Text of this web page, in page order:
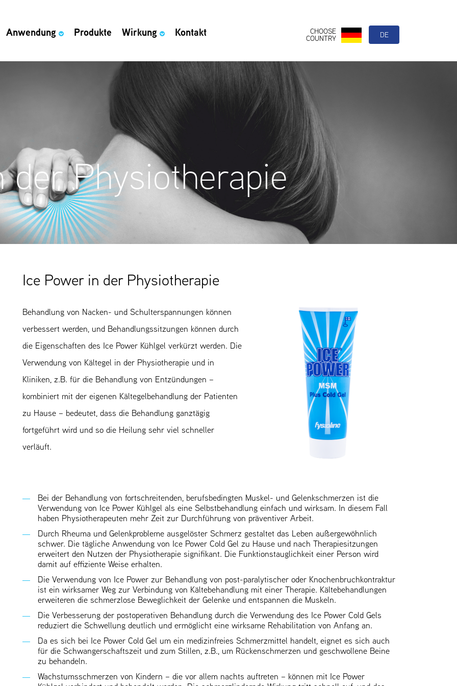
CHOOSE
COUNTRY DE
Anwendung Produkte Wirkung Kontakt
Physiotherapie
Ice Power in der Physiotherapie
Behandlung von Nacken- und Schulterspannungen können
verbessert werden, und Behandlungssitzungen können durch
die Eigenschaften des Ice Power Kühlgel verkürzt werden. Die
Verwendung von Kältegel in der Physiotherapie und in
Kliniken, z.B. für die Behandlung von Entzündungen –
kombiniert mit der eigenen Kältegelbehandlung der Patienten
zu Hause – bedeutet, dass die Behandlung ganztägig
fortgeführt wird und so die Heilung sehr viel schneller
verläuft.
Bei der Behandlung von fortschreitenden, berufsbedingten Muskel- und Gelenkschmerzen ist die
Verwendung von Ice Power Kühlgel als eine Selbstbehandlung einfach und wirksam. In diesem Fall
haben Physiotherapeuten mehr Zeit zur Durchführung von präventiver Arbeit.
Durch Rheuma und Gelenkprobleme ausgelöster Schmerz gestaltet das Leben außergewöhnlich
schwer. Die tägliche Anwendung von Ice Power Cold Gel zu Hause und nach Therapiesitzungen
erweitert den Nutzen der Physiotherapie signifikant. Die Funktionstauglichkeit einer Person wird
damit auf effiziente Weise erhalten.
Die Verwendung von Ice Power zur Behandlung von post-paralytischer oder Knochenbruchkontraktur
ist ein wirksamer Weg zur Verbindung von Kältebehandlung mit einer Therapie. Kältebehandlungen
erweiteren die schmerzlose Beweglichkeit der Gelenke und entspannen die Muskeln.
Die Verbesserung der postoperativen Behandlung durch die Verwendung des Ice Power Cold Gels
reduziert die Schwellung deutlich und ermöglicht eine wirksame Rehabilitation von Anfang an.
Da es sich bei Ice Power Cold Gel um ein medizinfreies Schmerzmittel handelt, eignet es sich auch
für die Schwangerschaftszeit und zum Stillen, z.B., um Rückenschmerzen und geschwollene Beine
zu behandeln.
Wachstumsschmerzen von Kindern – die vor allem nachts auftreten – können mit Ice Power